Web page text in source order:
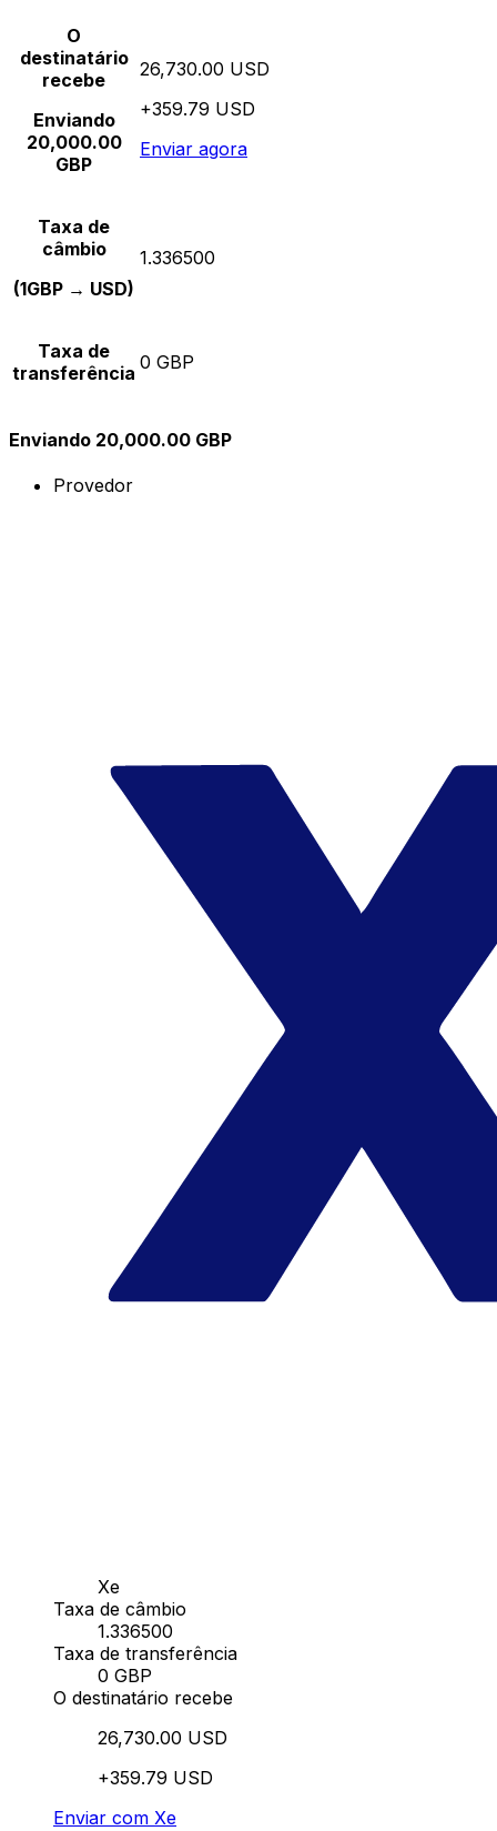
O
destinatário
recebe
Enviando
20,000.00
GBP
26,730.00 USD
+359.79 USD
Enviar agora
Taxa de
câmbio
(1GBP → USD)
1.336500
Taxa de
transferência 0 GBP
Enviando 20,000.00 GBP
Provedor
Xe
Taxa de câmbio
1.336500
Taxa de transferência
0 GBP
O destinatário recebe
26,730.00 USD
+359.79 USD
Enviar com Xe